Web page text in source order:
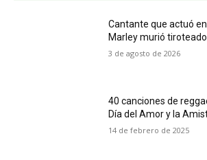
Cantante que actuó
Marley murió
3 de agosto de 2026
40 canciones de
Día del Amor y la
14 de febrero de 2025